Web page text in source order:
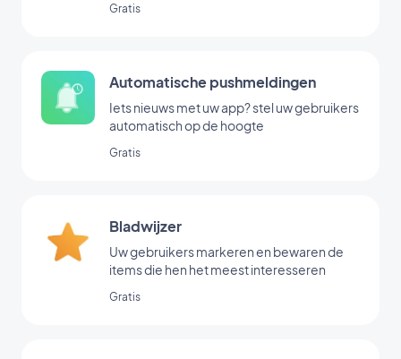
Gratis
Automatische pushmeldingen
Iets nieuws met uw app? stel uw gebruikers
automatisch op de hoogte
Gratis
Bladwijzer
Uw gebruikers markeren en bewaren de
items die hen het meest interesseren
Gratis